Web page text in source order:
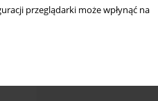
przeglądarki może wpłynąć na
Wpisz swój adres email